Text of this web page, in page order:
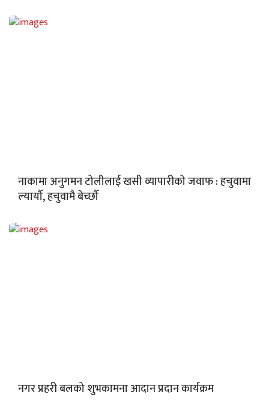
नाकामा अनुगमन टोलीलाई खसी व्यापारीको जवाफ : हचुवामा
ल्यायौँ, हचुवामै बेच्छौँ
नगर प्रहरी बलको शुभकामना आदान प्रदान कार्यक्रम